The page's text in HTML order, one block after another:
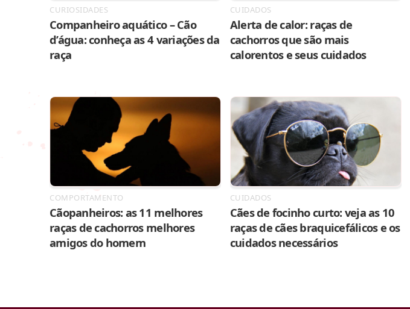
CURIOSIDADES
Companheiro aquático – Cão
d’água: conheça as 4 variações da
raça
CUIDADOS
Alerta de calor: raças de
cachorros que são mais
calorentos e seus cuidados
COMPORTAMENTO
Cãopanheiros: as 11 melhores
raças de cachorros melhores
amigos do homem
CUIDADOS
Cães de focinho curto: veja as 10
raças de cães braquicefálicos e os
cuidados necessários